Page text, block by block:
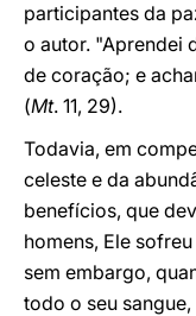
participantes da
o autor. "Aprendei
de coração; e
(Mt. 11, 29).
Todavia, em
celeste e da
benefícios, que
homens, Ele
sem embargo,
todo o seu